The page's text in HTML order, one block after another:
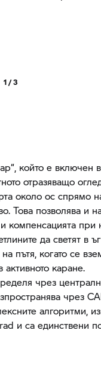
1 / 3
който е включен
отразяващо
около ос спрямо
Това позволява и
компенсацията при
да светят в
пътя, когато се
каране.
чрез
чрез
алгоритми,
и са единствени